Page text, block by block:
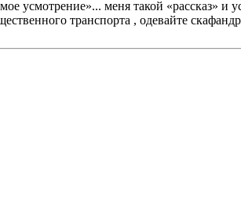
усмотрение»... меня такой «рассказ» и
транспорта , одевайте